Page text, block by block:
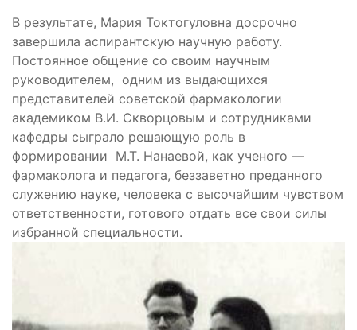
В результате, Мария Токтогуловна досрочно
завершила аспирантскую научную работу.
Постоянное общение со своим научным
руководителем, одним из выдающихся
представителей советской фармакологии
академиком В.И. Скворцовым и сотрудниками
кафедры сыграло решающую роль в
формировании М.Т. Нанаевой, как ученого —
фармаколога и педагога, беззаветно преданного
служению науке, человека с высочайшим чувством
ответственности, готового отдать все свои силы
избранной специальности.